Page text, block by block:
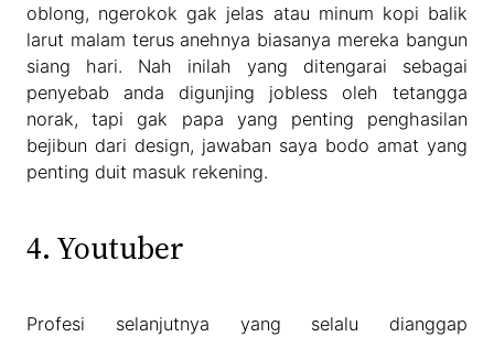
oblong, ngerokok gak jelas atau minum kopi balik
larut malam terus anehnya biasanya mereka bangun
siang hari. Nah inilah yang ditengarai sebagai
penyebab anda digunjing jobless oleh tetangga
norak, tapi gak papa yang penting penghasilan
bejibun dari design, jawaban saya bodo amat yang
penting duit masuk rekening.
4. Youtuber
Profesi selanjutnya yang selalu dianggap